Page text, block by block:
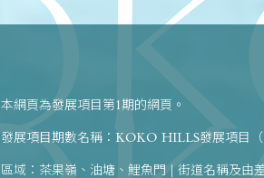
本網頁為發展項目第1期的網頁。
發展項目期數名稱：KOKO HILLS發展項目
區域：茶果嶺、油塘、鯉魚門 | 街道名稱及由